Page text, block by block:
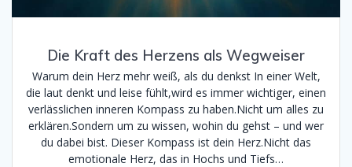
Die Kraft des Herzens als Wegweiser
Warum dein Herz mehr weiß, als du denkst In einer Welt,
die laut denkt und leise fühlt,wird es immer wichtiger, einen
verlässlichen inneren Kompass zu haben.Nicht um alles zu
erklären.Sondern um zu wissen, wohin du gehst – und wer
du dabei bist. Dieser Kompass ist dein Herz.Nicht das
emotionale Herz, das in Hochs und Tiefs…